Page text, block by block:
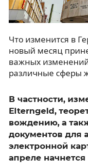
Что изменится в
новый месяц
важных
различные сферы
В частности,
Elterngeld,
вождению, а
документов для
электронной
апреле